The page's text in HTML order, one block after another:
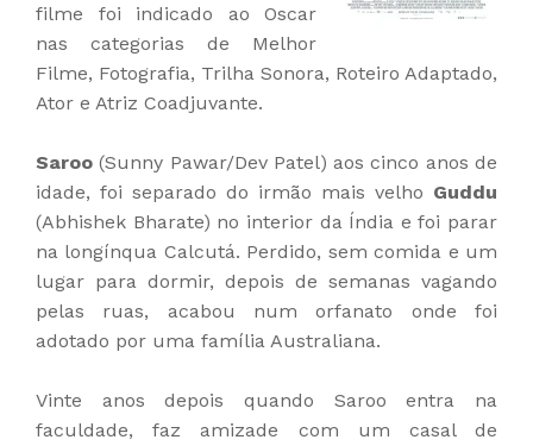
filme foi indicado ao Oscar
nas categorias de Melhor
Filme, Fotografia, Trilha Sonora, Roteiro Adaptado,
Ator e Atriz Coadjuvante.
Saroo (Sunny Pawar/Dev Patel) aos cinco anos de
idade, foi separado do irmão mais velho Guddu
(Abhishek Bharate) no interior da Índia e foi parar
na longínqua Calcutá. Perdido, sem comida e um
lugar para dormir, depois de semanas vagando
pelas ruas, acabou num orfanato onde foi
adotado por uma família Australiana.
Vinte anos depois quando Saroo entra na
faculdade, faz amizade com um casal de